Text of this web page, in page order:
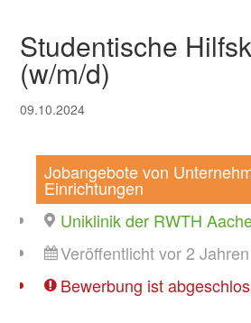
Studentische
(w/m/d)
09.10.2024
Jobangebote von
Einrichtungen
Uniklinik der RWTH
Veröffentlicht vor 2 Jahren
Bewerbung ist